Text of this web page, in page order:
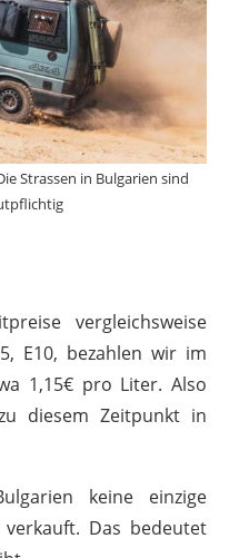
Strassen in Bulgarien sind
vergleichsweise
E10, bezahlen wir im
1,15€ pro Liter. Also
diesem Zeitpunkt in
keine einzige
Das bedeutet